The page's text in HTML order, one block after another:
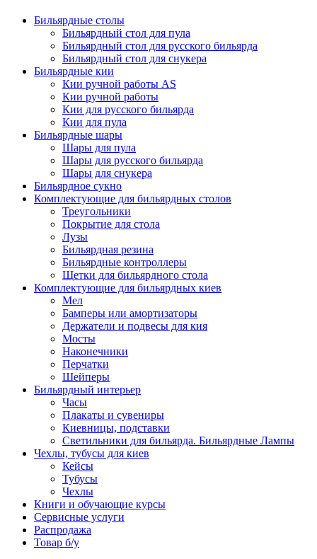
Бильярдные столы
Бильярдный стол для пула
Бильярдный стол для русского бильярда
Бильярдный стол для снукера
Бильярдные кии
Кии ручной работы AS
Кии ручной работы
Кии для русского бильярда
Кии для пула
Бильярдные шары
Шары для пула
Шары для русского бильярда
Шары для снукера
Бильярдное сукно
Комплектующие для бильярдных столов
Треугольники
Покрытие для стола
Лузы
Бильярдная резина
Бильярдные контроллеры
Щетки для бильярдного стола
Комплектующие для бильярдных киев
Мел
Бамперы или амортизаторы
Держатели и подвесы для кия
Мосты
Наконечники
Перчатки
Шейперы
Бильярдный интерьер
Часы
Плакаты и сувениры
Киевницы, подставки
Светильники для бильярда. Бильярдные Лампы
Чехлы, тубусы для киев
Кейсы
Тубусы
Чехлы
Книги и обучающие курсы
Сервисные услуги
Распродажа
Товар б/у